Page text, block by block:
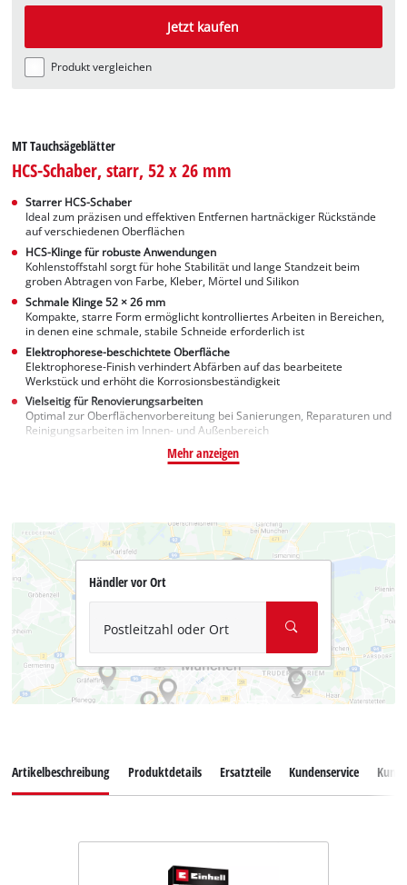
Jetzt kaufen
Produkt vergleichen
MT Tauchsägeblätter
HCS-Schaber, starr, 52 x 26 mm
Starrer HCS-Schaber
Ideal zum präzisen und effektiven Entfernen hartnäckiger Rückstände
auf verschiedenen Oberflächen
HCS-Klinge für robuste Anwendungen
Kohlenstoffstahl sorgt für hohe Stabilität und lange Standzeit beim
groben Abtragen von Farbe, Kleber, Mörtel und Silikon
Schmale Klinge 52 × 26 mm
Kompakte, starre Form ermöglicht kontrolliertes Arbeiten in Bereichen,
in denen eine schmale, stabile Schneide erforderlich ist
Elektrophorese-beschichtete Oberfläche
Elektrophorese-Finish verhindert Abfärben auf das bearbeitete
Werkstück und erhöht die Korrosionsbeständigkeit
Vielseitig für Renovierungsarbeiten
Optimal zur Oberflächenvorbereitung bei Sanierungen, Reparaturen und
Reinigungsarbeiten im Innen- und Außenbereich
Mehr anzeigen
Händler vor Ort
Postleitzahl oder Ort
Artikelbeschreibung Produktdetails Ersatzteile Kundenservice